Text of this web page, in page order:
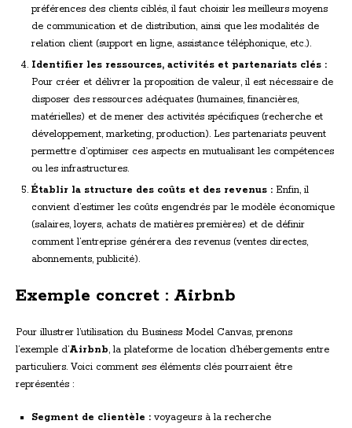
préférences des clients ciblés, il faut choisir les meilleurs moyens
de communication et de distribution, ainsi que les modalités de
relation client (support en ligne, assistance téléphonique, etc.).
Identifier les ressources, activités et partenariats clés :
Pour créer et délivrer la proposition de valeur, il est nécessaire de
disposer des ressources adéquates (humaines, financières,
matérielles) et de mener des activités spécifiques (recherche et
développement, marketing, production). Les partenariats peuvent
permettre d’optimiser ces aspects en mutualisant les compétences
ou les infrastructures.
Établir la structure des coûts et des revenus : Enfin, il
convient d’estimer les coûts engendrés par le modèle économique
(salaires, loyers, achats de matières premières) et de définir
comment l’entreprise générera des revenus (ventes directes,
abonnements, publicité).
Exemple concret : Airbnb
Pour illustrer l’utilisation du Business Model Canvas, prenons
l’exemple d’Airbnb, la plateforme de location d’hébergements entre
particuliers. Voici comment ses éléments clés pourraient être
représentés :
Segment de clientèle : voyageurs à la recherche